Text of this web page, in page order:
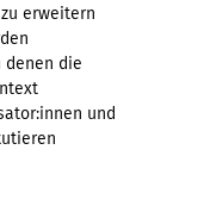
erweitern
denen die
und